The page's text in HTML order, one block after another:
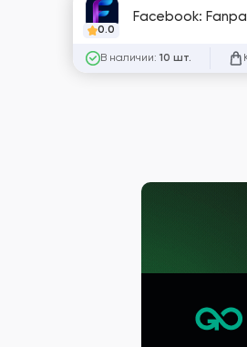
0.0
Facebook:
В наличии: 10 шт.